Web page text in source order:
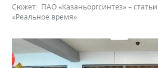
КОРОЛИ ГОСЗАКАЗА ПФО
ВУЗЫ ТАТАРСТАНА
ФИНАНСЫ
БАНКИ
НОВОСТИ
АГРОПРОМ
НЕДВИЖИМОСТЬ
НОВОСТИ НЕДВИЖИМОСТИ
АВТО
Сюжет: ПАО «Казаньоргсинтез» –
«Реальное время»